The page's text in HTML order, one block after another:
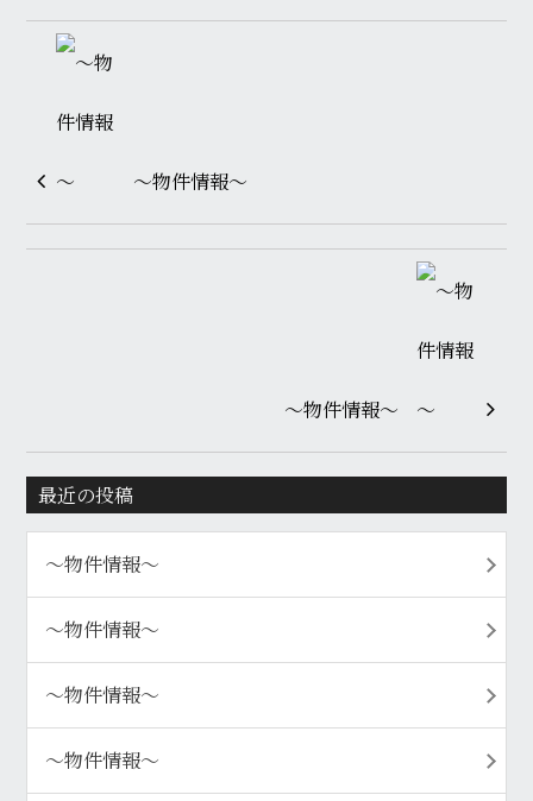
～物件情報～
～物件情報～
最近の投稿
〜物件情報〜
〜物件情報〜
〜物件情報〜
〜物件情報〜